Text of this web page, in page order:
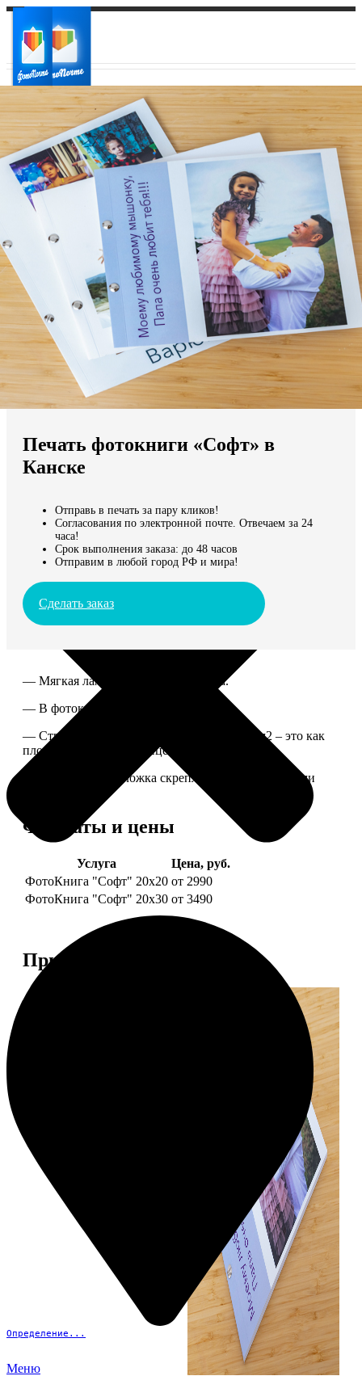
Ваш город:
Ваш регион доставки
Выберите из списка:
Мы доставляем по всему миру
Продолжить без города
Определение...
Меню
Печать фотокниги «Софт» в
Канске
Отправь в печать за пару кликов!
Согласования по электронной почте. Отвечаем за 24
часа!
Срок выполнения заказа: до 48 часов
Отправим в любой город РФ и мира!
Сделать заказ
— Мягкая ламинированная обложка.
— В фотокниге от 60 до 300 страниц.
— Страницы из бумаги плотностью 170 г/м2 – это как
плотные страницы глянцевого журнала.
— Страницы и обложка скреплены металлическими
Форматы и цены
Услуга
Цена, руб.
ФотоКнига "Софт" 20х20 от 2990
ФотоКнига "Софт" 20х30 от 3490
Примеры работ